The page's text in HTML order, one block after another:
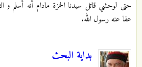
حتى لوحشي قاتل سيدنا الحمزة مادام أنه أسلم
عفا عنه رسول الله.
بداية البحث